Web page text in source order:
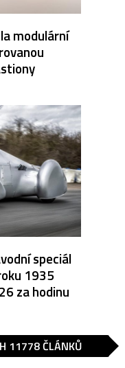
modulární
speciál
1935
za hodinu
11778 ČLÁNKŮ